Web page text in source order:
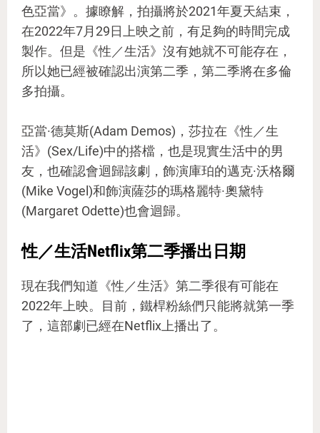
色亞當》。據瞭解，拍攝將於2021年夏天結束，
在2022年7月29日上映之前，有足夠的時間完成
製作。但是《性／生活》沒有她就不可能存在，
所以她已經被確認出演第二季，第二季將在多倫
多拍攝。
亞當·德莫斯(Adam Demos)，莎拉在《性／生
活》(Sex/Life)中的搭檔，也是現實生活中的男
友，也確認會迴歸該劇，飾演庫珀的邁克·沃格爾
(Mike Vogel)和飾演薩莎的瑪格麗特·奧黛特
(Margaret Odette)也會迴歸。
性／生活Netflix第二季播出日期
現在我們知道《性／生活》第二季很有可能在
2022年上映。目前，鐵桿粉絲們只能將就第一季
了，這部劇已經在Netflix上播出了。